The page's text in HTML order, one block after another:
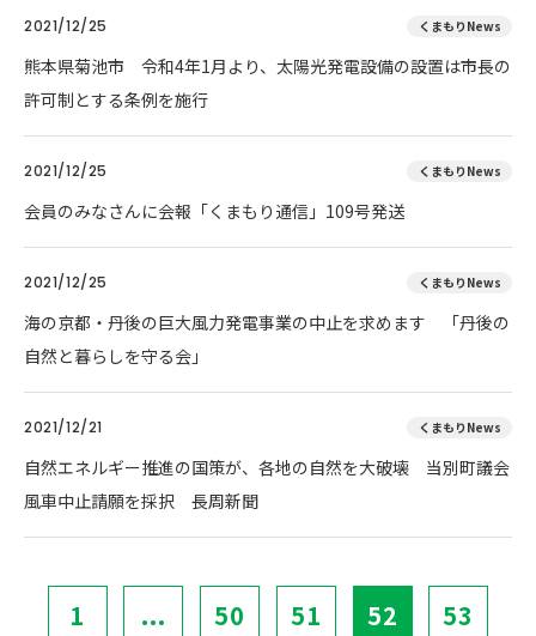
2021/12/25 くまもりNews
熊本県菊池市 令和4年1月より、太陽光発電設備の設置は市長の
許可制とする条例を施行
2021/12/25 くまもりNews
会員のみなさんに会報「くまもり通信」109号発送
2021/12/25 くまもりNews
海の京都・丹後の巨大風力発電事業の中止を求めます 「丹後の
自然と暮らしを守る会」
2021/12/21 くまもりNews
自然エネルギー推進の国策が、各地の自然を大破壊 当別町議会
風車中止請願を採択 長周新聞
1 ... 50 51 52 53